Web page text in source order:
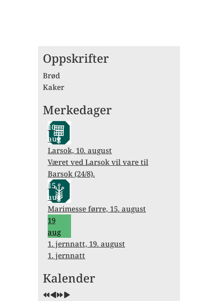
Oppskrifter
Brød
Kaker
Merkedager
10
aug
Larsok, 10. august
Været ved Larsok vil vare til
Barsok (24/8).
15
aug
Marimesse førre, 15. august
19
aug
1. jernnatt, 19. august
1. jernnatt
Kalender
årmåned
årmåned